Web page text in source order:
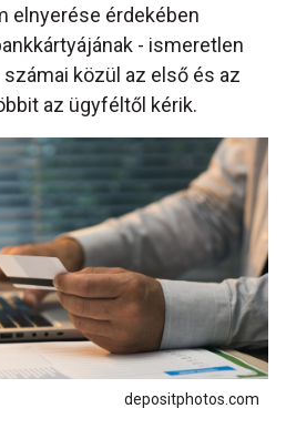
elnyerése érdekében
- ismeretlen
közül az első és az
az ügyféltől kérik.
depositphotos.com